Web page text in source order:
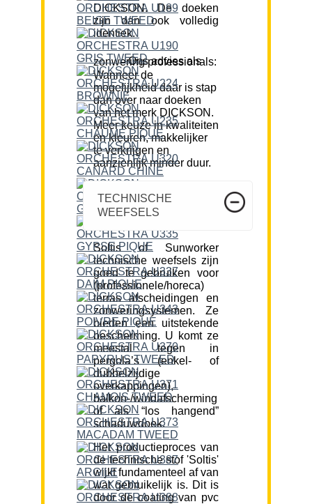
DICKSON. De doeken
zijn dan ook volledig
identiek.
Ons advies als zonwering professionals:
Wanneer de
mogelijkheid daar is stap
dan over naar doeken
van het merk DICKSON.
Meer keuze in kwaliteiten
en kleuren, makkelijker
te verkrijgen en
aanzienlijk minder duur.
TECHNISCHE
WEEFSELS
Soltis of Sunworker
technische weefsels zijn
goed te gebruiken voor
(professionele/horeca)
terras afscheidingen en
zonweringsystemen. Ze
bieden een uitstekende
bescherming. U komt ze
meestal tegen in
pergola’s (enkel- of
dubbelzijdige
overkappingen),
balkon-/windafscherming
of als “los hangend”
schaduwdoek.
Het productieproces van
de technische stof 'Soltis'
wijkt fundamenteel af van
wat gebruikelijk is. Dit is
door de coating van pvc